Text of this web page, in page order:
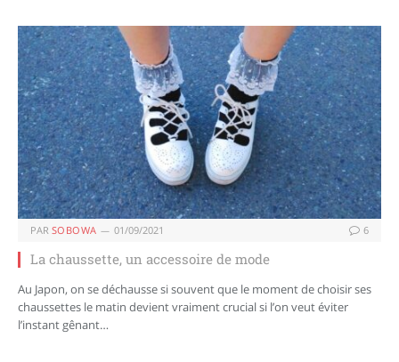
PAR SOBOWA 01/09/2021 6
La chaussette, un accessoire de mode
Au Japon, on se déchausse si souvent que le moment de choisir ses
chaussettes le matin devient vraiment crucial si l’on veut éviter
l’instant gênant…